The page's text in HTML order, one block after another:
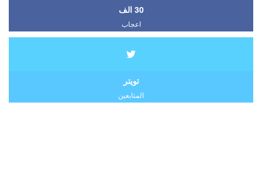
30 الف
اعجاب
تويتر
المتابعين